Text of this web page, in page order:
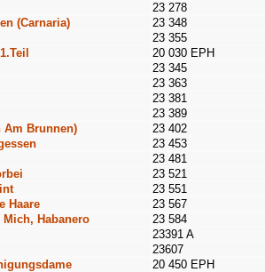
23 278
(Carnaria)
23 348
23 355
20 030 EPH
23 345
23 363
23 381
23 389
Am Brunnen)
23 402
23 453
23 481
23 521
23 551
Haare
23 567
Habanero
23 584
23391 A
23607
20 450 EPH